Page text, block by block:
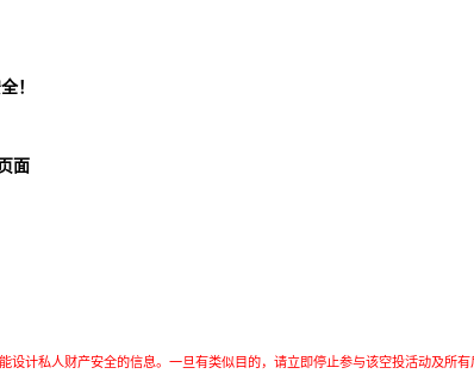
！
面
计私人财产安全的信息。一旦有类似目的，请立即停止参与该空投活动及所有